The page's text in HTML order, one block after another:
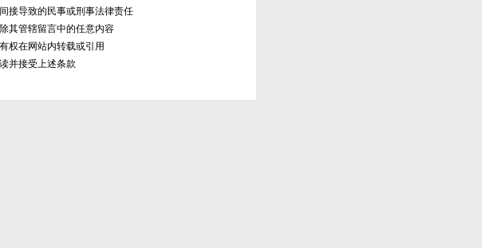
接导致的民事或刑事法律责任
其管辖留言中的任意内容
权在网站内转载或引用
并接受上述条款